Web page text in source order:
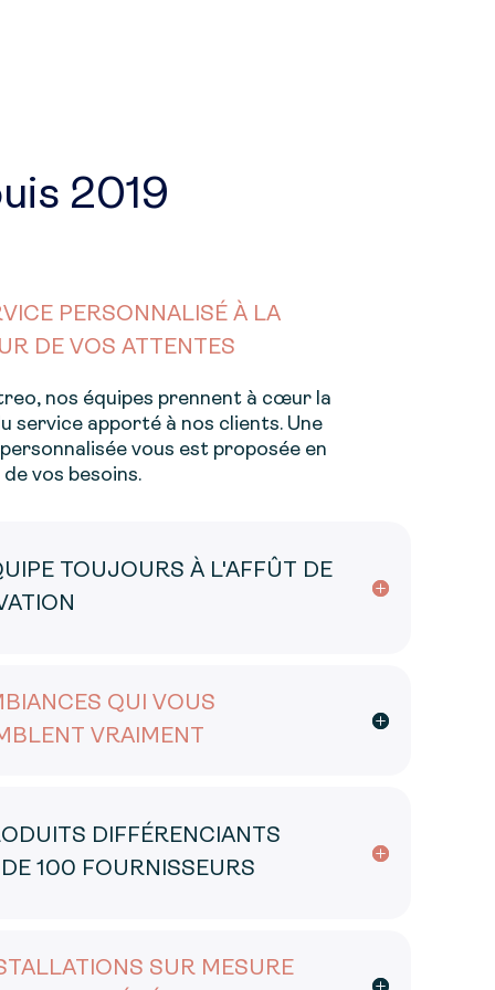
2019
PERSONNALISÉ À LA
DE VOS ATTENTES
nos équipes prennent à cœur la
service apporté à nos clients. Une
vous est proposée en
vos besoins.
TOUJOURS À L'AFFÛT DE
QUI VOUS
VRAIMENT
DIFFÉRENCIANTS
100 FOURNISSEURS
SUR MESURE